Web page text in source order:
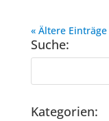
« Ältere Einträge
Suche:
Kategorien: